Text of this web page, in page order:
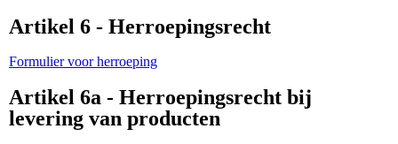
Artikel 6 - Herroepingsrecht
Formulier voor herroeping
Artikel 6a - Herroepingsrecht bij
levering van producten